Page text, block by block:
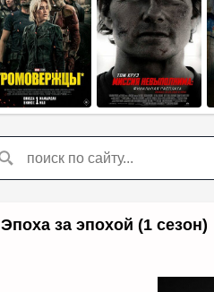
Эпоха за эпохой (1 сезон)